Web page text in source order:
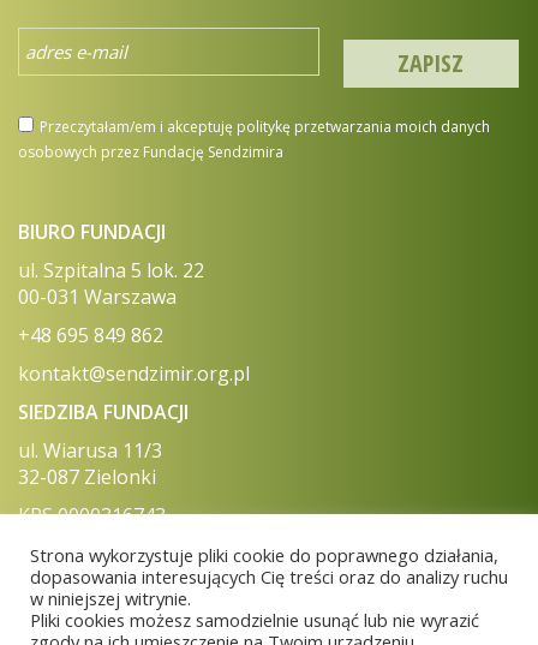
Przeczytałam/em i akceptuję politykę przetwarzania moich danych
osobowych przez Fundację Sendzimira
BIURO FUNDACJI
ul. Szpitalna 5 lok. 22
00-031 Warszawa
+48 695 849 862
kontakt@sendzimir.org.pl
SIEDZIBA FUNDACJI
ul. Wiarusa 11/3
32-087 Zielonki
KRS 0000316743
REGON 120808077
Numer konta (PLN) 28 1090 1870 0000 0001 5012 0108
Strona wykorzystuje pliki cookie do poprawnego działania,
dopasowania interesujących Cię treści oraz do analizy ruchu
w niniejszej witrynie.
Pliki cookies możesz samodzielnie usunąć lub nie wyrazić